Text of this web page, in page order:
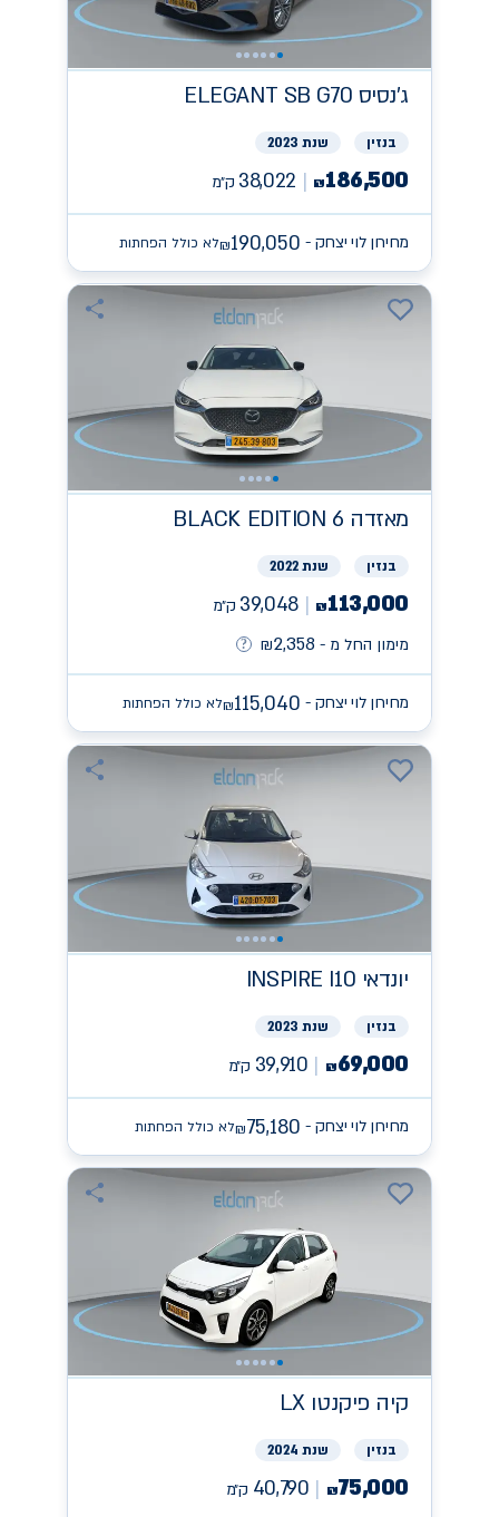
ג'נסיס ELEGANT SB G70
בנזין שנת 2023
₪186,500
38,022 ק״מ
מחירון לוי יצחק - ₪190,050 לא כולל הפחתות
מאזדה BLACK EDITION 6
בנזין שנת 2022
₪113,000
39,048 ק״מ
מימון החל מ -
₪2,358
מחירון לוי יצחק - ₪115,040 לא כולל הפחתות
יונדאי INSPIRE I10
בנזין שנת 2023
₪69,000
39,910 ק״מ
מחירון לוי יצחק - ₪75,180 לא כולל הפחתות
קיה פיקנטו LX
בנזין שנת 2024
₪75,000
40,790 ק״מ